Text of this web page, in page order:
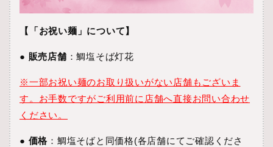
【「お祝い麺」について】
● 販売店舗 ：鯛塩そば灯花
※一部お祝い麺のお取り扱いがない店舗もございま
す。お手数ですがご利用前に店舗へ直接お問い合わせ
ください。
● 価格 ：鯛塩そばと同価格(各店舗にてご確認くださ